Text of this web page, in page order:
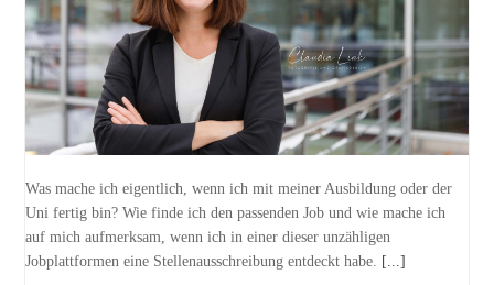
Was mache ich eigentlich, wenn ich mit meiner Ausbildung oder der
Uni fertig bin? Wie finde ich den passenden Job und wie mache ich
auf mich aufmerksam, wenn ich in einer dieser unzähligen
Jobplattformen eine Stellenausschreibung entdeckt habe.
[...]